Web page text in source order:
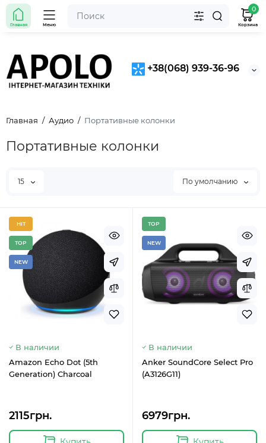
+38(068) 939-36-96
Главная Меню
0
Корзина
Главная Аудио Портативные колонки
Портативные колонки
15 По умолчанию
HIT
TOP
NEW
В наличии
Amazon Echo Dot (5th
Generation) Charcoal
2115грн.
TOP
NEW
В наличии
Anker SoundCore Select Pro
(A3126G11)
6979грн.